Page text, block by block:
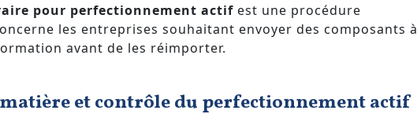
pour perfectionnement actif est une procédure
les entreprises souhaitant envoyer des composants à
avant de les réimporter.
et contrôle du perfectionnement actif